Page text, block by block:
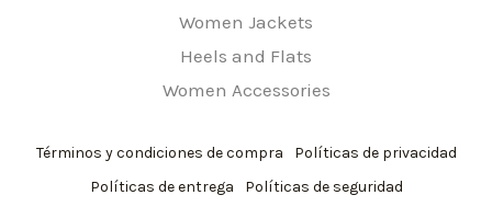
Women Jackets
Heels and Flats
Women Accessories
Términos y condiciones de compra
Políticas de privacidad
Políticas de entrega
Políticas de seguridad